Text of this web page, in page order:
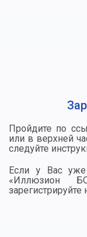
Пройдите по
или в верхней
следуйте
Если у Вас
«Иллюзион
зарегистрируйте